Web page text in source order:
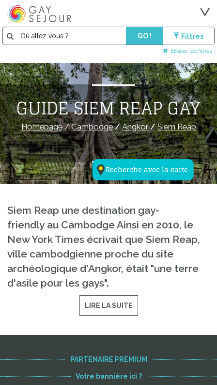
GO ! Filtres
Effacer les filtres
Recherche avec la carte
GUIDE SIEM REAP GAY
Homepage/Cambodge/Angkor/Siem Reap
Siem Reap une destination gay-
friendly au Cambodge Ainsi en 2010, le
New York Times écrivait que Siem Reap,
ville cambodgienne proche du site
archéologique d'Angkor, était "une terre
d'asile pour les gays".
LIRE LA SUITE
PARTENAIRE PREMIUM
Votre bannière ici ?